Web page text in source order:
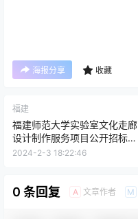
海报分享 收藏
福建
福建师范大学实验室文化走廊
设计制作服务项目公开招标招
标公告
2024-2-3 18:22:46
0 条回复 A 文章作者 M